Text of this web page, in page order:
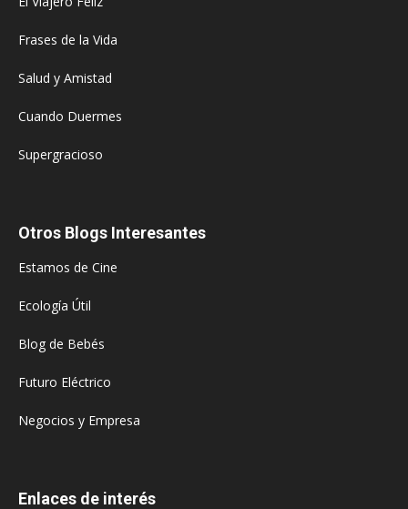
Frases de la Vida
Salud y Amistad
Cuando Duermes
Supergracioso
Otros Blogs Interesantes
Estamos de Cine
Ecología Útil
Blog de Bebés
Futuro Eléctrico
Negocios y Empresa
Enlaces de interés